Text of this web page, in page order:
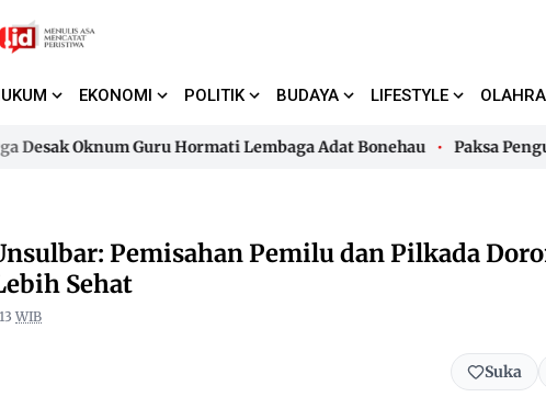
EKONOMI POLITIK BUDAYA LIFESTYLE
Oknum Guru Hormati Lembaga Adat Bonehau Paksa
Oknum Guru Hormati Lembaga Adat Bonehau Paksa
Pemisahan Pemilu dan Pilkada
Sehat
WIB
Suka